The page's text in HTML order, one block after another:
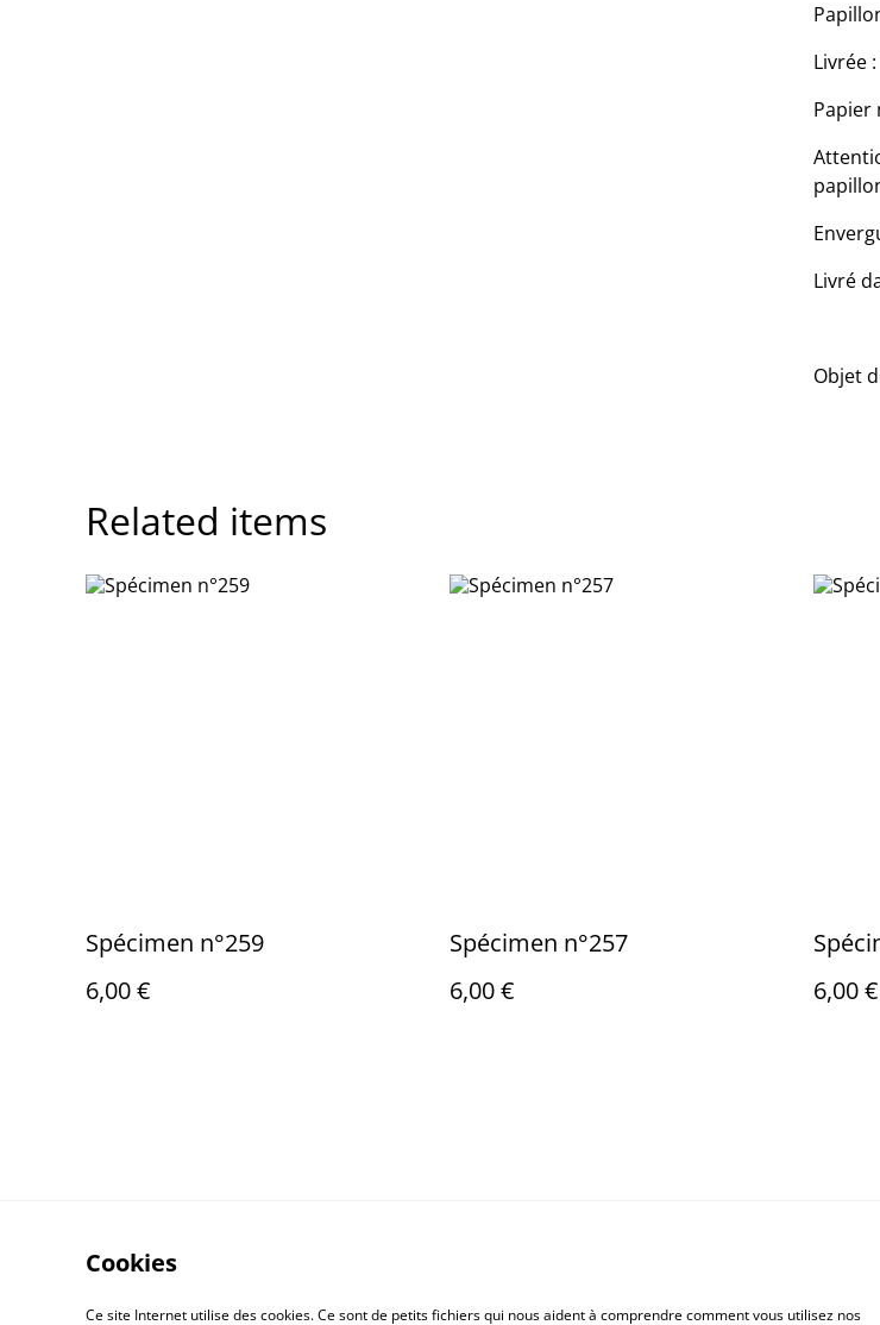
Livrée
Papier
Livré
Objet
Related items
Spécimen n°259
6,00 €
Spécimen n°257
6,00 €
6,00 €
Cookies
Ce site Internet utilise des cookies. Ce sont de petits fichiers qui nous aident à comprendre comment vous utilisez nos